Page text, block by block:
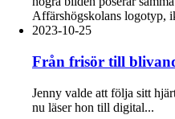
2023-10-25
Från frisör till
Jenny valde att följa sitt
nu läser hon till digital...